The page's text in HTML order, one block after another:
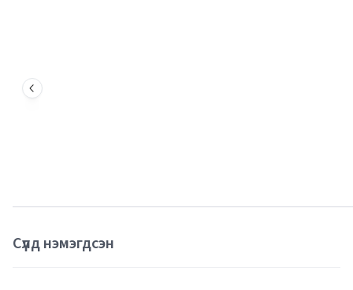
Сүүлд нэмэгдсэн